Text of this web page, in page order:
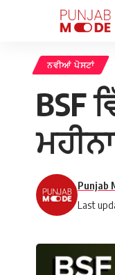
ਨਵੀਆਂ ਪੋਸਟਾਂ
BSF
Last
Punjab